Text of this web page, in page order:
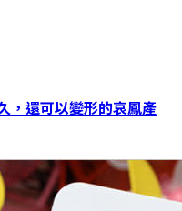
，還可以變形的哀鳳產